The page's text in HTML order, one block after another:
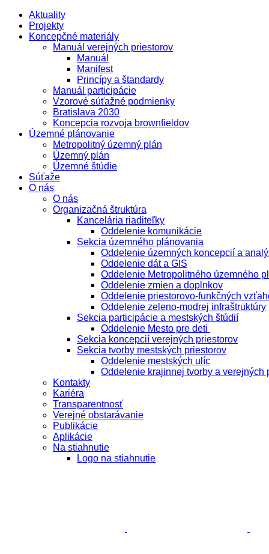
Aktuality
Projekty
Koncepčné materiály
Manuál verejných priestorov
Manuál
Manifest
Princípy a štandardy
Manuál participácie
Vzorové súťažné podmienky
Bratislava 2030
Koncepcia rozvoja brownfieldov
Územné plánovanie
Metropolitný územný plán
Územný plán
Územné štúdie
Súťaže
O nás
O nás
Organizačná štruktúra
Kancelária riaditeľky
Oddelenie komunikácie
Sekcia územného plánovania
Oddelenie územných koncepcií a
Oddelenie dát a GIS
Oddelenie Metropolitného územného
Oddelenie zmien a doplnkov
Oddelenie priestorovo-funkčných
Oddelenie zeleno-modrej infraštruktúry
Sekcia participácie a mestských štúdií
Oddelenie Mesto pre deti
Sekcia koncepcií verejných priestorov
Sekcia tvorby mestských priestorov
Oddelenie mestských ulíc
Oddelenie krajinnej tvorby a verejných
Kontakty
Kariéra
Transparentnosť
Verejné obstarávanie
Publikácie
Aplikácie
Na stiahnutie
Logo na stiahnutie